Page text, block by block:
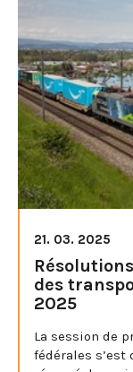
21. 03. 2025
des
2025
La session de
fédérales s’est